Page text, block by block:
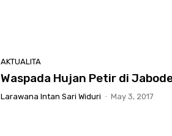
AKTUALITA
Waspada Hujan Petir di
Larawana Intan Sari Widuri - May 3, 2017